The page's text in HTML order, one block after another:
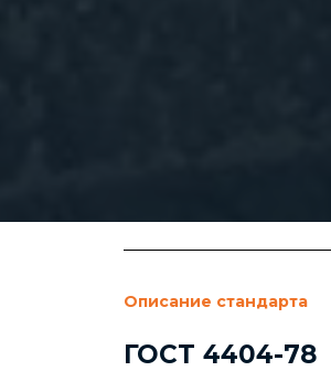
Описание стандарта
ГОСТ 4404-78